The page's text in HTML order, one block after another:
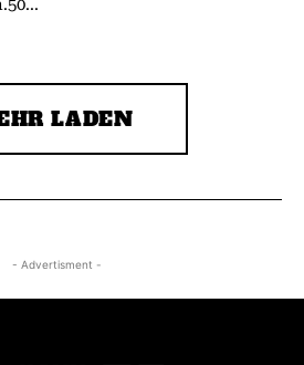
LADEN
- Advertisment -